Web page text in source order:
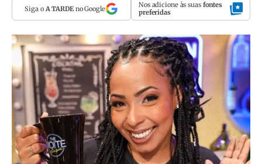
Siga o A TARDEno Google Nos adicione às suas fontes
preferidas